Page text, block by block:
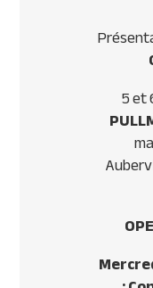
5 et